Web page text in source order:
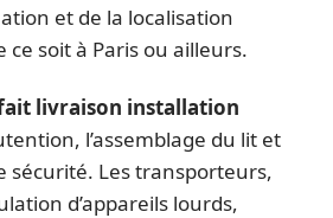
et de la localisation
soit à Paris ou ailleurs.
livraison installation
l’assemblage du lit et
sécurité. Les transporteurs,
d’appareils lourds,